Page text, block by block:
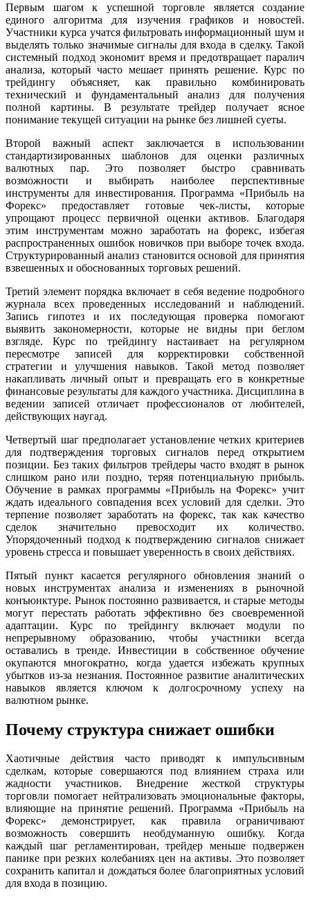
Первым шагом к успешной торговле является создание
единого алгоритма для изучения графиков и новостей.
Участники курса учатся фильтровать информационный шум и
выделять только значимые сигналы для входа в сделку. Такой
системный подход экономит время и предотвращает паралич
анализа, который часто мешает принять решение. Курс по
трейдингу объясняет, как правильно комбинировать
технический и фундаментальный анализ для получения
полной картины. В результате трейдер получает ясное
понимание текущей ситуации на рынке без лишней суеты.
Второй важный аспект заключается в использовании
стандартизированных шаблонов для оценки различных
валютных пар. Это позволяет быстро сравнивать
возможности и выбирать наиболее перспективные
инструменты для инвестирования. Программа «Прибыль на
Форекс» предоставляет готовые чек-листы, которые
упрощают процесс первичной оценки активов. Благодаря
этим инструментам можно заработать на форекс, избегая
распространенных ошибок новичков при выборе точек входа.
Структурированный анализ становится основой для принятия
взвешенных и обоснованных торговых решений.
Третий элемент порядка включает в себя ведение подробного
журнала всех проведенных исследований и наблюдений.
Запись гипотез и их последующая проверка помогают
выявить закономерности, которые не видны при беглом
взгляде. Курс по трейдингу настаивает на регулярном
пересмотре записей для корректировки собственной
стратегии и улучшения навыков. Такой метод позволяет
накапливать личный опыт и превращать его в конкретные
финансовые результаты для каждого участника. Дисциплина в
ведении записей отличает профессионалов от любителей,
действующих наугад.
Четвертый шаг предполагает установление четких критериев
для подтверждения торговых сигналов перед открытием
позиции. Без таких фильтров трейдеры часто входят в рынок
слишком рано или поздно, теряя потенциальную прибыль.
Обучение в рамках программы «Прибыль на Форекс» учит
ждать идеального совпадения всех условий для сделки. Это
терпение позволяет заработать на форекс, так как качество
сделок значительно превосходит их количество.
Упорядоченный подход к подтверждению сигналов снижает
уровень стресса и повышает уверенность в своих действиях.
Пятый пункт касается регулярного обновления знаний о
новых инструментах анализа и изменениях в рыночной
конъюнктуре. Рынок постоянно развивается, и старые методы
могут перестать работать эффективно без своевременной
адаптации. Курс по трейдингу включает модули по
непрерывному образованию, чтобы участники всегда
оставались в тренде. Инвестиции в собственное обучение
окупаются многократно, когда удается избежать крупных
убытков из-за незнания. Постоянное развитие аналитических
навыков является ключом к долгосрочному успеху на
валютном рынке.
Почему структура снижает ошибки
Хаотичные действия часто приводят к импульсивным
сделкам, которые совершаются под влиянием страха или
жадности участников. Внедрение жесткой структуры
торговли помогает нейтрализовать эмоциональные факторы,
влияющие на принятие решений. Программа «Прибыль на
Форекс» демонстрирует, как правила ограничивают
возможность совершить необдуманную ошибку. Когда
каждый шаг регламентирован, трейдер меньше подвержен
панике при резких колебаниях цен на активы. Это позволяет
сохранить капитал и дождаться более благоприятных условий
для входа в позицию.